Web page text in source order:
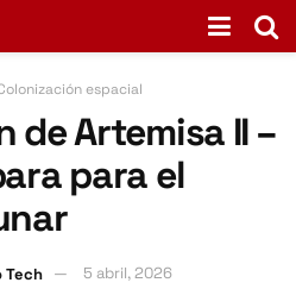
espacial
Artemisa II –
para el
Tech
5 abril, 2026